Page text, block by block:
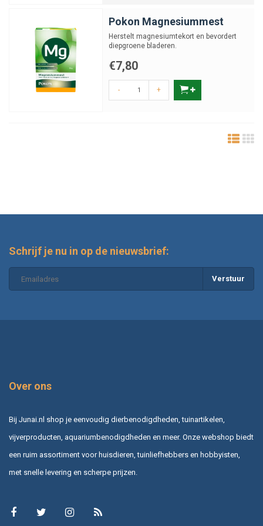
Pokon Magnesiummest
Herstelt magnesiumtekort en bevordert
diepgroene bladeren.
€7,80
- +
Schrijf je nu in op de nieuwsbrief:
Verstuur
Over ons
Bij Junai.nl shop je eenvoudig dierbenodigdheden, tuinartikelen,
vijverproducten, aquariumbenodigdheden en meer. Onze webshop biedt
een ruim assortiment voor huisdieren, tuinliefhebbers en hobbyisten,
met snelle levering en scherpe prijzen.